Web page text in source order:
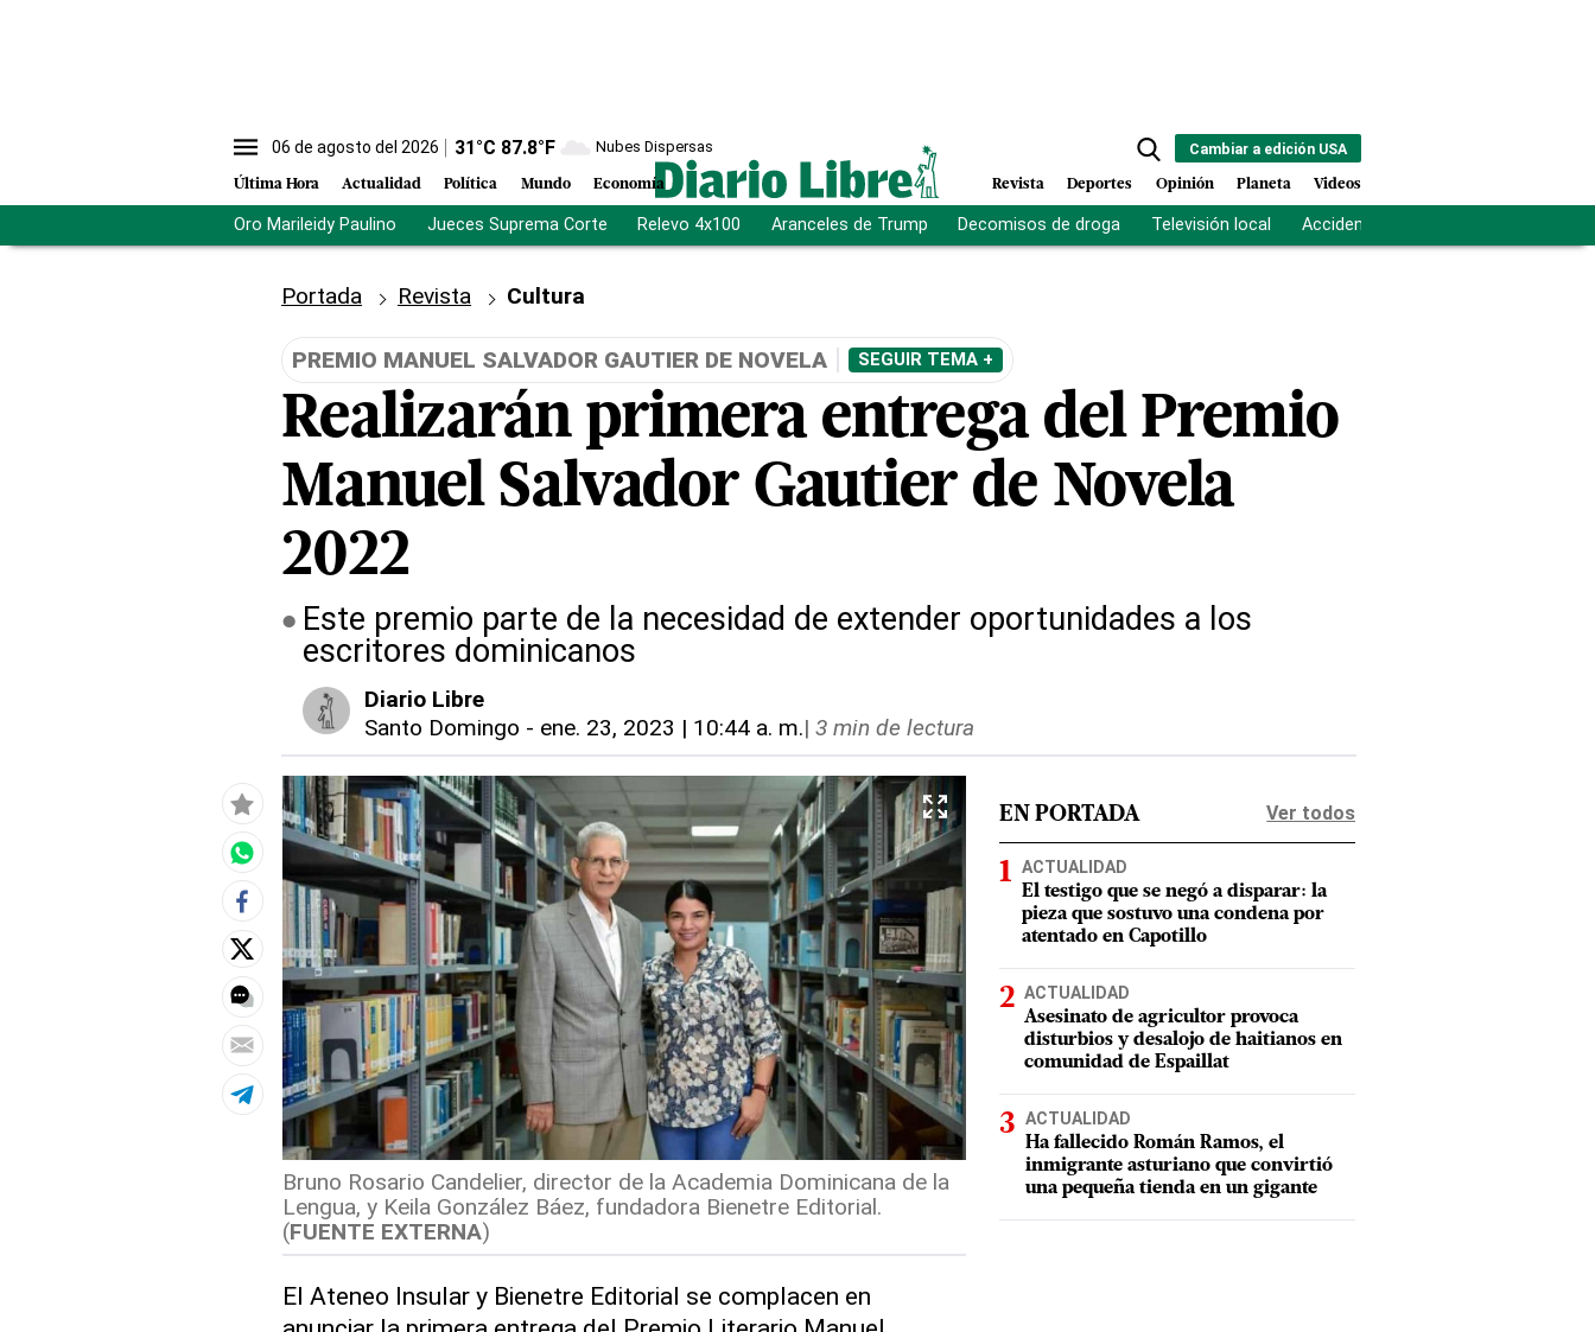
06 de agosto del 2026 31°C 87.8°F Nubes Dispersas
Última Hora Actualidad Política Mundo Economía
Cambiar a edición USA
Revista Deportes Opinión Planeta Videos
Oro Marileidy Paulino Jueces Suprema Corte Relevo 4x100 Aranceles de Trump Decomisos de droga Televisión local Accidente Los Ríos
Portada Revista Cultura
PREMIO MANUEL SALVADOR GAUTIER DE NOVELA SEGUIR TEMA +
Realizarán primera entrega del Premio
Manuel Salvador Gautier de Novela
2022
Este premio parte de la necesidad de extender oportunidades a los
escritores dominicanos
Diario Libre
Santo Domingo - ene. 23, 2023 | 10:44 a. m.| 3 min de lectura
Bruno Rosario Candelier, director de la Academia Dominicana de la
Lengua, y Keila González Báez, fundadora Bienetre Editorial.
(FUENTE EXTERNA)
El Ateneo Insular y Bienetre Editorial se complacen en
EN PORTADA Ver todos
ACTUALIDAD
El testigo que se negó a disparar: la
pieza que sostuvo una condena por
atentado en Capotillo
ACTUALIDAD
Asesinato de agricultor provoca
disturbios y desalojo de haitianos en
comunidad de Espaillat
ACTUALIDAD
Ha fallecido Román Ramos, el
inmigrante asturiano que convirtió
una pequeña tienda en un gigante